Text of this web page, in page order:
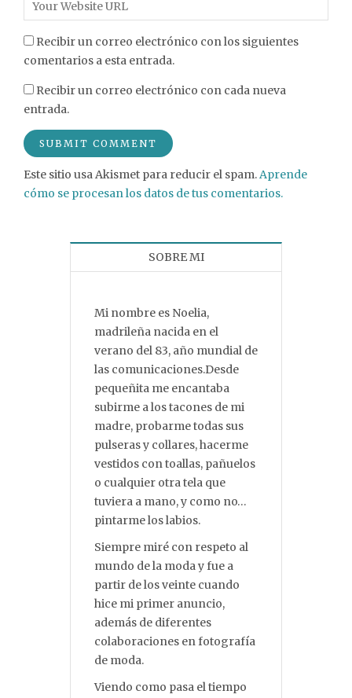
Recibir un correo electrónico con los siguientes
comentarios a esta entrada.
Recibir un correo electrónico con cada nueva
entrada.
Este sitio usa Akismet para reducir el spam.Aprende
cómo se procesan los datos de tus comentarios.
SOBRE MI
Mi nombre es Noelia,
madrileña nacida en el
verano del 83, año mundial de
las comunicaciones.Desde
pequeñita me encantaba
subirme a los tacones de mi
madre, probarme todas sus
pulseras y collares, hacerme
vestidos con toallas, pañuelos
o cualquier otra tela que
tuviera a mano, y como no…
pintarme los labios.
Siempre miré con respeto al
mundo de la moda y fue a
partir de los veinte cuando
hice mi primer anuncio,
además de diferentes
colaboraciones en fotografía
de moda.
Viendo como pasa el tiempo